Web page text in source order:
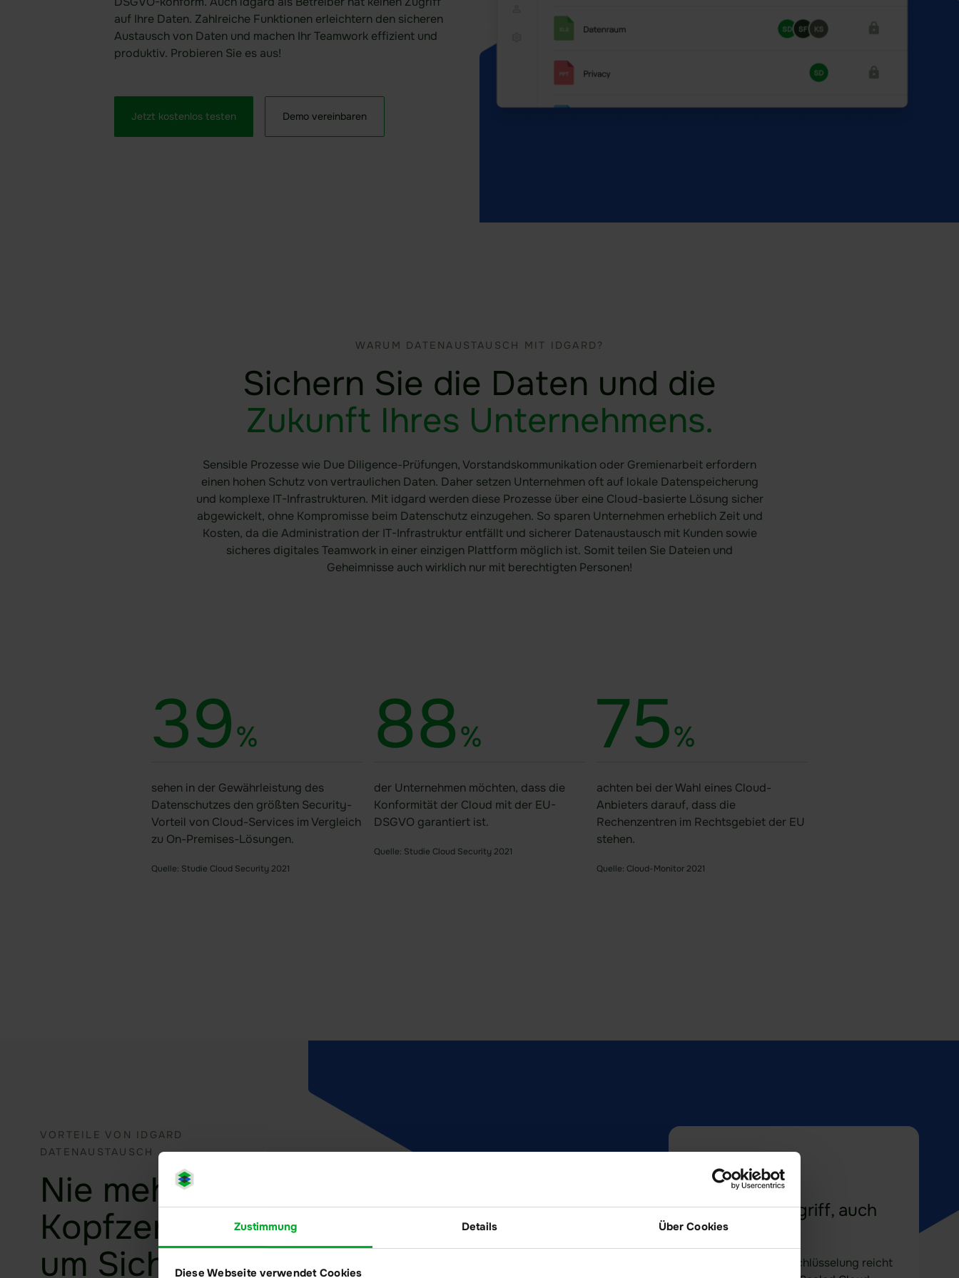
Zustimmung Details Über Cookies
Diese Webseite verwendet Cookies
auf Ihre Daten. Zahlreiche Funktionen erleichtern den sicheren
Austausch von Daten und machen Ihr Teamwork effizient und
produktiv. Probieren Sie es aus!
Jetzt kostenlos testen Demo vereinbaren
WARUM DATENAUSTAUSCH MIT IDGARD?
Sichern Sie die Daten und die
Zukunft Ihres Unternehmens.
Sensible Prozesse wie Due Diligence-Prüfungen, Vorstandskommunikation oder Gremienarbeit erfordern
einen hohen Schutz von vertraulichen Daten. Daher setzen Unternehmen oft auf lokale Datenspeicherung
und komplexe IT-Infrastrukturen. Mit idgard werden diese Prozesse über eine Cloud-basierte Lösung sicher
abgewickelt, ohne Kompromisse beim Datenschutz einzugehen. So sparen Unternehmen erheblich Zeit und
Kosten, da die Administration der IT-Infrastruktur entfällt und sicherer Datenaustausch mit Kunden sowie
sicheres digitales Teamwork in einer einzigen Plattform möglich ist. Somit teilen Sie Dateien und
Geheimnisse auch wirklich nur mit berechtigten Personen!
39%
sehen in der Gewährleistung des
Datenschutzes den größten Security-
Vorteil von Cloud-Services im Vergleich
zu On-Premises-Lösungen.
Quelle: Studie Cloud Security 2021
88%
der Unternehmen möchten, dass die
Konformität der Cloud mit der EU-
DSGVO garantiert ist.
Quelle: Studie Cloud Security 2021
75%
achten bei der Wahl eines Cloud-
Anbieters darauf, dass die
Rechenzentren im Rechtsgebiet der EU
stehen.
Quelle: Cloud-Monitor 2021
VORTEILE VON IDGARD
DATENAUSTAUSCH
Nie mehr
Kopfzerbrechen
um Sicherheit.
Keiner hat Zugriff, auch
nicht idgard
Ende-zu-Ende-Verschlüsselung reicht